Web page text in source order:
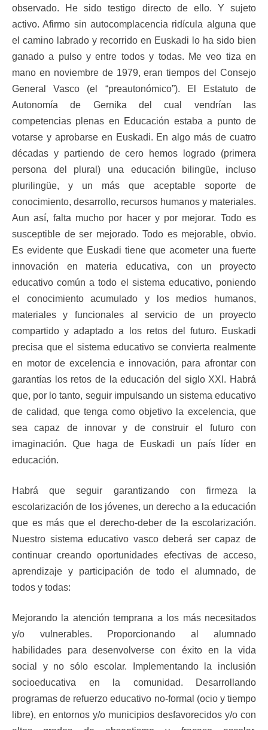
observado. He sido testigo directo de ello. Y sujeto
activo. Afirmo sin autocomplacencia ridícula alguna que
el camino labrado y recorrido en Euskadi lo ha sido bien
ganado a pulso y entre todos y todas. Me veo tiza en
mano en noviembre de 1979, eran tiempos del Consejo
General Vasco (el “preautonómico”). El Estatuto de
Autonomía de Gernika del cual vendrían las
competencias plenas en Educación estaba a punto de
votarse y aprobarse en Euskadi. En algo más de cuatro
décadas y partiendo de cero hemos logrado (primera
persona del plural) una educación bilingüe, incluso
plurilingüe, y un más que aceptable soporte de
conocimiento, desarrollo, recursos humanos y materiales.
Aun así, falta mucho por hacer y por mejorar. Todo es
susceptible de ser mejorado. Todo es mejorable, obvio.
Es evidente que Euskadi tiene que acometer una fuerte
innovación en materia educativa, con un proyecto
educativo común a todo el sistema educativo, poniendo
el conocimiento acumulado y los medios humanos,
materiales y funcionales al servicio de un proyecto
compartido y adaptado a los retos del futuro. Euskadi
precisa que el sistema educativo se convierta realmente
en motor de excelencia e innovación, para afrontar con
garantías los retos de la educación del siglo XXI. Habrá
que, por lo tanto, seguir impulsando un sistema educativo
de calidad, que tenga como objetivo la excelencia, que
sea capaz de innovar y de construir el futuro con
imaginación. Que haga de Euskadi un país líder en
educación.
Habrá que seguir garantizando con firmeza la
escolarización de los jóvenes, un derecho a la educación
que es más que el derecho-deber de la escolarización.
Nuestro sistema educativo vasco deberá ser capaz de
continuar creando oportunidades efectivas de acceso,
aprendizaje y participación de todo el alumnado, de
todos y todas:
Mejorando la atención temprana a los más necesitados
y/o vulnerables. Proporcionando al alumnado
habilidades para desenvolverse con éxito en la vida
social y no sólo escolar. Implementando la inclusión
socioeducativa en la comunidad. Desarrollando
programas de refuerzo educativo no-formal (ocio y tiempo
libre), en entornos y/o municipios desfavorecidos y/o con